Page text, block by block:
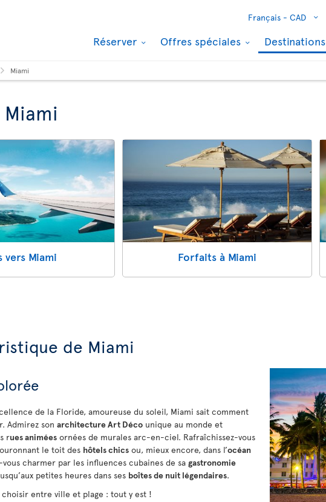
Français - CAD
Réserver Offres spéciales Destinations
Miami
Miami
vers Miami Forfaits à Miami
de Miami
de la Floride, amoureuse du soleil, Miami sait comment
Admirez son architecture Art Déco unique au monde et
rues animées ornées de murales arc-en-ciel. Rafraîchissez-vous
le toit des hôtels chics ou, mieux encore, dans l’océan
vous charmer par les influences cubaines de sa gastronomie
petites heures dans ses boîtes de nuit légendaires.
entre ville et plage : tout y est !